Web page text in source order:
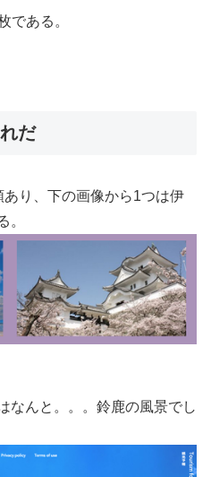
である。
だ
り、下の画像から1つは伊
。
なんと。。。鈴鹿の風景でし